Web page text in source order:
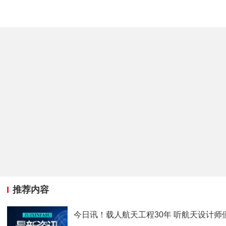
推荐内容
今日讯！载人航天工程30年 听航天设计师